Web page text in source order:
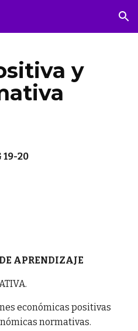
Skip to navigation
y
19-20
APRENDIZAJE
económicas positivas
normativas.